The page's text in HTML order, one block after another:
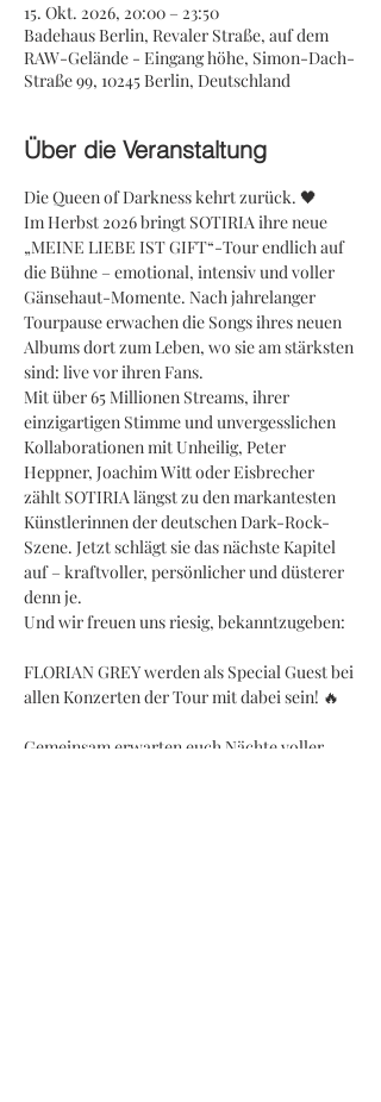
15. Okt. 2026, 20:00 – 23:50
Badehaus Berlin, Revaler Straße, auf dem
RAW-Gelände - Eingang höhe, Simon-Dach-
Straße 99, 10245 Berlin, Deutschland
Über die Veranstaltung
Die Queen of Darkness kehrt zurück. 🖤
Im Herbst 2026 bringt SOTIRIA ihre neue
„MEINE LIEBE IST GIFT“-Tour endlich auf
die Bühne – emotional, intensiv und voller
Gänsehaut-Momente. Nach jahrelanger
Tourpause erwachen die Songs ihres neuen
Albums dort zum Leben, wo sie am stärksten
sind: live vor ihren Fans.
Mit über 65 Millionen Streams, ihrer
einzigartigen Stimme und unvergesslichen
Kollaborationen mit Unheilig, Peter
Heppner, Joachim Witt oder Eisbrecher
zählt SOTIRIA längst zu den markantesten
Künstlerinnen der deutschen Dark-Rock-
Szene. Jetzt schlägt sie das nächste Kapitel
auf – kraftvoller, persönlicher und düsterer
denn je.
Und wir freuen uns riesig, bekanntzugeben:
FLORIAN GREY werden als Special Guest bei
allen Konzerten der Tour mit dabei sein! 🔥
Gemeinsam erwarten euch Nächte voller